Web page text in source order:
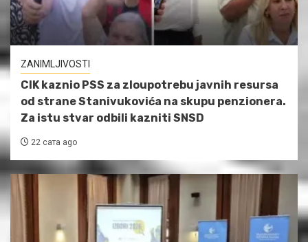
ZANIMLJIVOSTI
CIK kaznio PSS za zloupotrebu javnih resursa
od strane Stanivukovića na skupu penzionera.
Za istu stvar odbili kazniti SNSD
22 сата ago